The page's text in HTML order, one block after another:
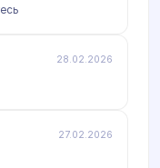
28.02.2026
27.02.2026